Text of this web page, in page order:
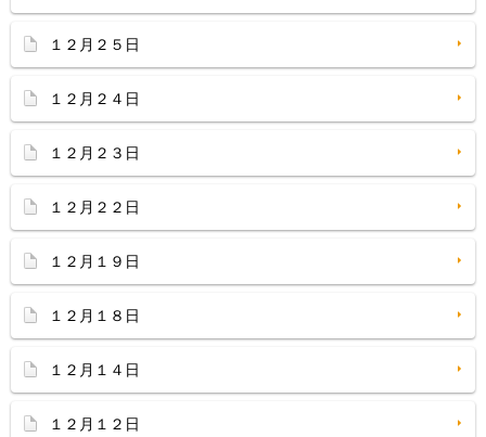
１２月２５日
１２月２４日
１２月２３日
１２月２２日
１２月１９日
１２月１８日
１２月１４日
１２月１２日